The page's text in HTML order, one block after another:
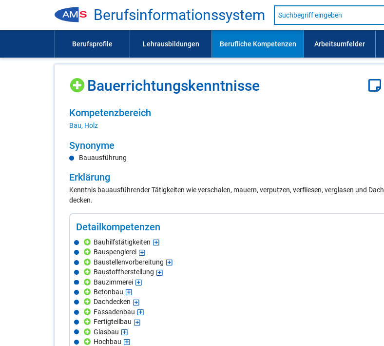
Be­rufs­in­for­ma­ti­ons­sys­tem
Suche
nach
Lehrausbildung,
usw.
Bau­er­rich­tungs­kennt­nis­se
Kom­pe­tenz­be­reich
Bau, Holz
Syn­ony­me
Bauausführung
Er­klä­rung
Kenntnis bauausführender Tätigkeiten wie verschalen, mauern, verputzen, verfliesen, verglasen und Dach
decken.
De­tail­kom­pe­ten­zen
Bauhilfstätigkeiten
Bauspenglerei
Baustellenvorbereitung
Baustoffherstellung
Bauzimmerei
Betonbau
Dachdecken
Fassadenbau
Fertigteilbau
Glasbau
Hochbau